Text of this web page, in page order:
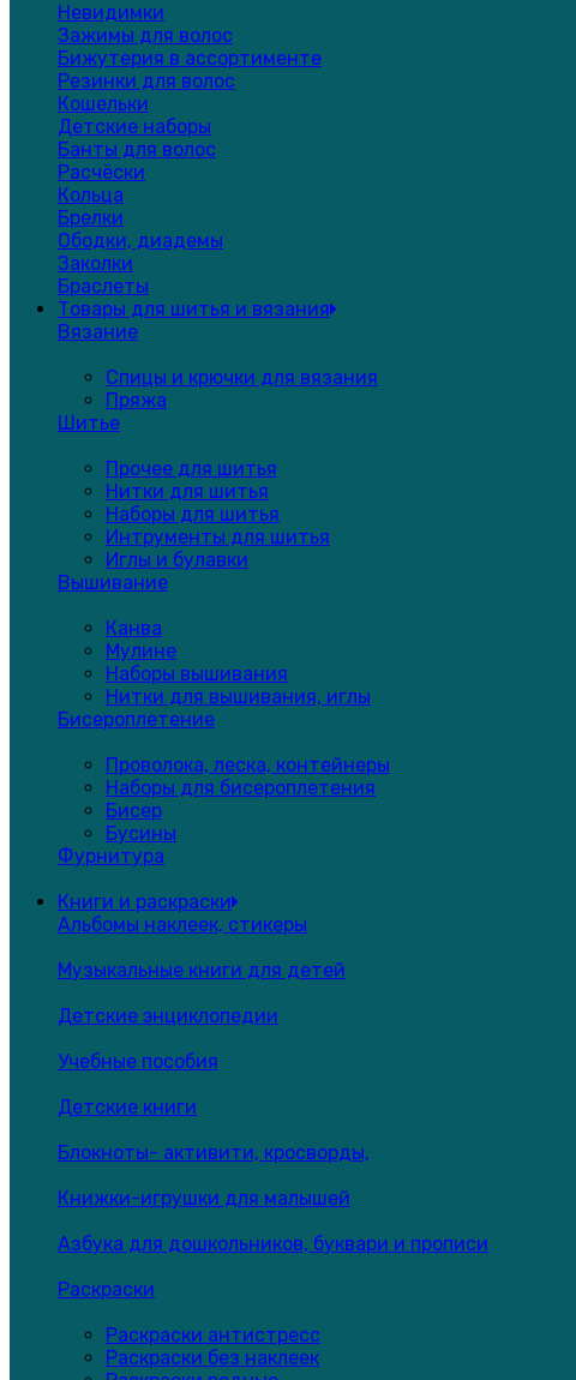
Невидимки
Зажимы для волос
Бижутерия в ассортименте
Резинки для волос
Кошельки
Детские наборы
Банты для волос
Расчёски
Кольца
Брелки
Ободки, диадемы
Заколки
Браслеты
Товары для шитья и вязания
Вязание
Спицы и крючки для вязания
Пряжа
Шитье
Прочее для шитья
Нитки для шитья
Наборы для шитья
Интрументы для шитья
Иглы и булавки
Вышивание
Канва
Мулине
Наборы вышивания
Нитки для вышивания, иглы
Бисероплетение
Проволока, леска, контейнеры
Наборы для бисероплетения
Бисер
Бусины
Фурнитура
Книги и раскраски
Альбомы наклеек, стикеры
Музыкальные книги для детей
Детские энциклопедии
Учебные пособия
Детские книги
Блокноты- активити, кросворды,
Книжки-игрушки для малышей
Азбука для дошкольников, буквари и прописи
Раскраски
Раскраски антистресс
Раскраски без наклеек